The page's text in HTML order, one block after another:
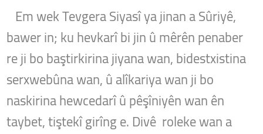
Em wek Tevgera Siyasî ya jinan a Sûriyê,
bawer in; ku hevkarî bi jin û mêrên penaber
re ji bo baştirkirina jiyana wan, bidestxistina
serxwebûna wan, û alîkariya wan ji bo
naskirina hewcedarî û pêşîniyên wan ên
taybet, tiştekî girîng e. Divê roleke wan a